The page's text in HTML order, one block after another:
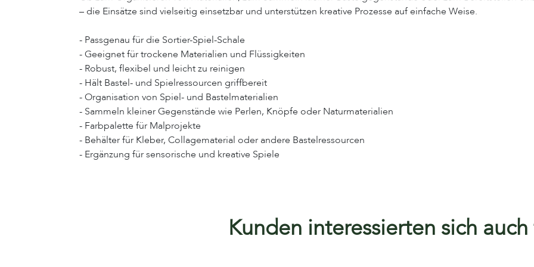
– die Einsätze sind vielseitig einsetzbar und unterstützen kreative Prozesse auf einfache Weise.
- Passgenau für die Sortier-Spiel-Schale
- Geeignet für trockene Materialien und Flüssigkeiten
- Robust, flexibel und leicht zu reinigen
- Hält Bastel- und Spielressourcen griffbereit
- Organisation von Spiel- und Bastelmaterialien
- Sammeln kleiner Gegenstände wie Perlen, Knöpfe oder Naturmaterialien
- Farbpalette für Malprojekte
- Behälter für Kleber, Collagematerial oder andere Bastelressourcen
- Ergänzung für sensorische und kreative Spiele
Kunden interessierten sich auch